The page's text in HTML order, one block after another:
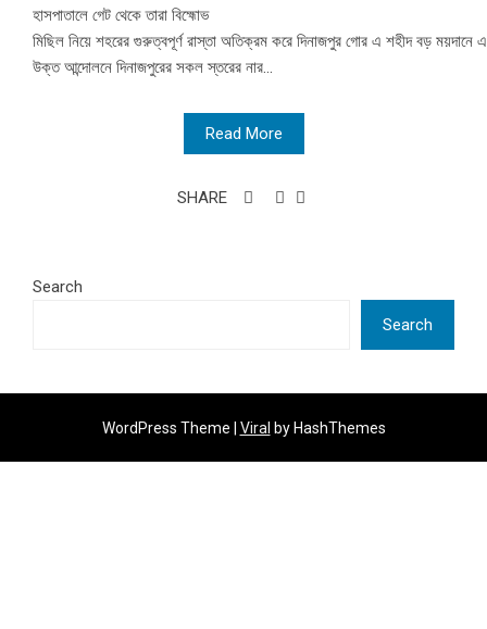
হাসপাতালে গেট থেকে তারা বিহ্মোভ
মিছিল নিয়ে শহরের গুরুত্বপূর্ণ রাস্তা অতিক্রম করে দিনাজপুর গোর এ শহীদ বড় ময়দানে
উক্ত আন্দোলনে দিনাজপুরের সকল স্তরের নার...
Read More
SHARE
Search
Search
WordPress Theme | Viral by HashThemes